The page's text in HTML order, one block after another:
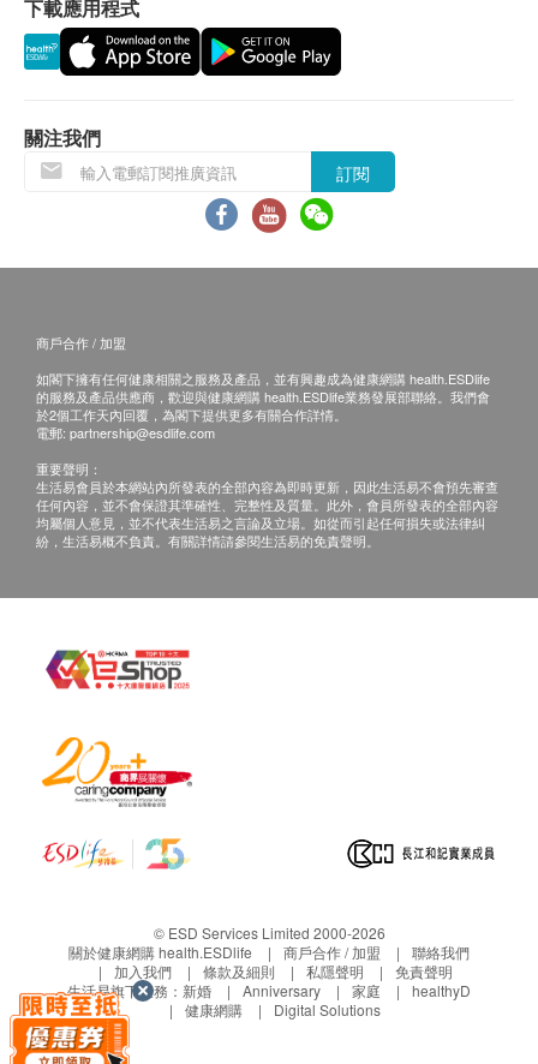
所有訂單須視乎相關貨品的供應情況再作最後確
認。倘若健康網購health.ESDlife未能提供任何訂
單上的貨品，健康網購health.ESDlife有權拒絕接
客再作安排。
貨品質量保證，於顧客收到產品當日起計，食用期
換貨條款
當顧客收取已訂購之貨品時，有責任檢查貨品是否
有損毀情況，一經確認簽收，恕不接受退換。
退換產品必須包裝完整，如退換之產品有任何殘缺
或過期退回，供應商有權不受理。
如有其他損壞或遺漏查詢，顧客必須保留有效收據
正本，並於送貨後3個工作天內按下列方式聯絡健
電郵: support@esdlife.com / 健康網購
下載應用程式
關注我們
訂閱
商戶合作 / 加盟
如閣下擁有任何健康相關之服務及產品，並有興趣成為健康網購 health.ESDlife
的服務及產品供應商，歡迎與健康網購 health.ESDlife業務發展部聯絡。我們會
於2個工作天內回覆，為閣下提供更多有關合作詳情。
電郵: partnership@esdlife.com
重要聲明：
生活易會員於本網站內所發表的全部內容為即時更新，因此生活易不會預先審查
任何內容，並不會保證其準確性、完整性及質量。此外，會員所發表的全部內容
均屬個人意見，並不代表生活易之言論及立場。如從而引起任何損失或法律糾
紛，生活易概不負責。有關詳情請參閱生活易的免責聲明。
© ESD Services Limited 2000-2026
關於健康網購 health.ESDlife
商戶合作 / 加盟
聯絡我們
加入我們
條款及細則 私隱聲明
免責聲明
生活易旗下業務： 新婚 Anniversary 家庭
healthyD
健康網購
Digital Solutions